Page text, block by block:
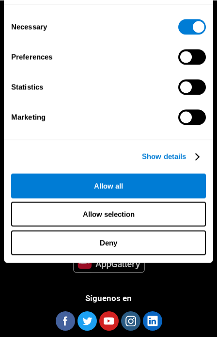
Selection
Necessary
Preferences
Statistics
Marketing
Show details
Allow all
Allow selection
Deny
CogniFit App
Síguenos en